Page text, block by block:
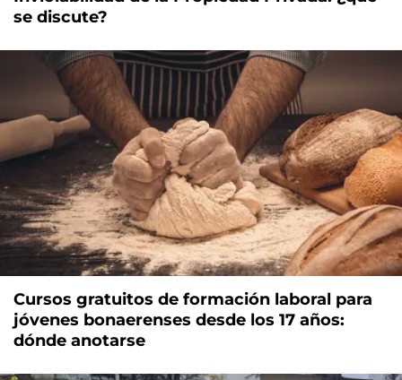
se discute?
Cursos gratuitos de formación laboral para
jóvenes bonaerenses desde los 17 años:
dónde anotarse